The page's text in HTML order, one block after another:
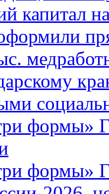
капитал
формы»
формы»